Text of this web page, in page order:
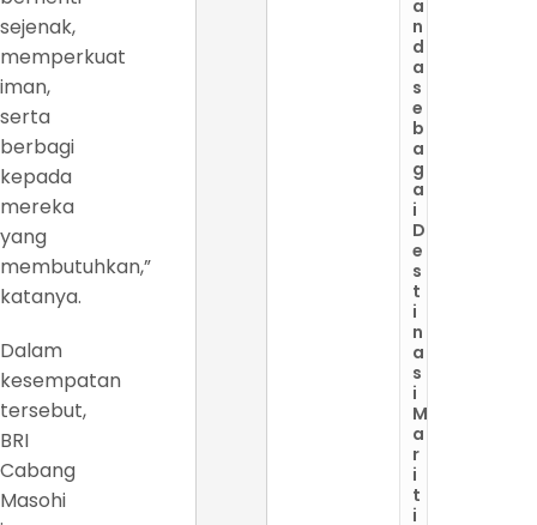
sejenak,
memperkuat
iman,
serta
berbagi
kepada
mereka
yang
membutuhkan,”
katanya.
Dalam
kesempatan
tersebut,
BRI
Cabang
Masohi
a
n
d
a
s
e
b
a
g
a
i
D
e
s
t
i
n
a
s
i
M
a
r
i
t
i